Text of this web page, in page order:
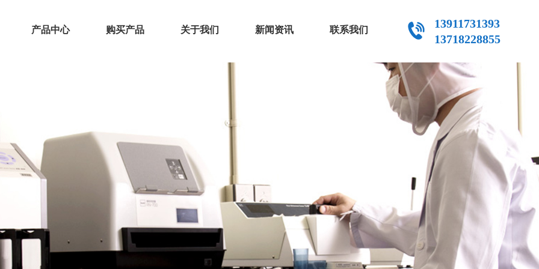
产品中心 购买产品 关于我们 新闻资讯 联系我们
13911731393
13718228855